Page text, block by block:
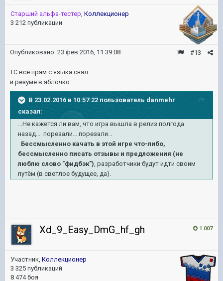
Старший альфа-тестер, Коллекционер
3 212 публикации
#13
Опубликовано: 23 фев 2016, 11:39:08
ТС все прям с языка снял.
и резуме в яблочко:
В 23.02.2016 в 10:57:22 пользователь danmehr
сказал:
...Не кажется ли вам, что игра вышла в релиз полгода
назад... порезали... порезали...
Бессмысленно качать в этой игре что-либо,
бессмысленно писать отзывы и предложения (не
люблю слово "фидбэк"), разработчики будут идти своим
путём (в светлое будущее, да).
1 007
Xd_9_Easy_DmG_hf_gh
Участник, Коллекционер
3 325 публикаций
8 474 боя